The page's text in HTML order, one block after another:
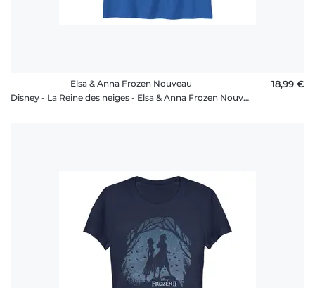
Elsa & Anna Frozen Nouveau
Disney - La Reine des neiges - Elsa & Anna Frozen Nouveau - Enfant T-shirt
18,99 €